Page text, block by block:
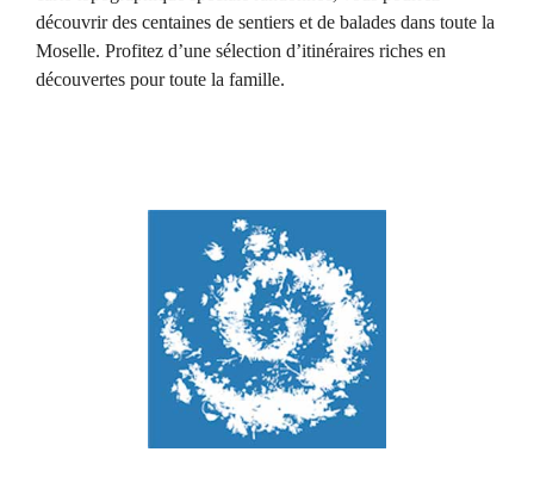
découvrir des centaines de sentiers et de balades dans toute la
Moselle. Profitez d’une sélection d’itinéraires riches en
découvertes pour toute la famille.